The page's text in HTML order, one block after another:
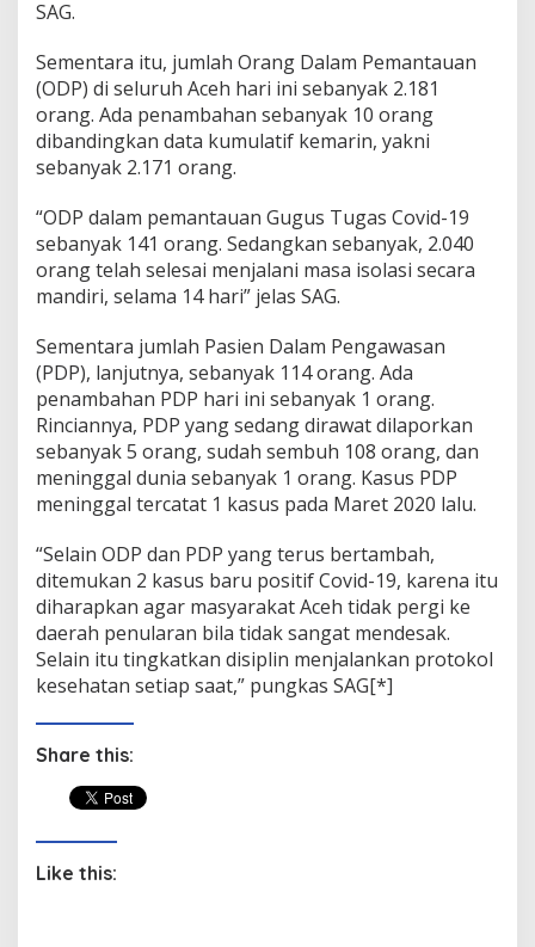
SAG.
Sementara itu, jumlah Orang Dalam Pemantauan
(ODP) di seluruh Aceh hari ini sebanyak 2.181
orang. Ada penambahan sebanyak 10 orang
dibandingkan data kumulatif kemarin, yakni
sebanyak 2.171 orang.
“ODP dalam pemantauan Gugus Tugas Covid-19
sebanyak 141 orang. Sedangkan sebanyak, 2.040
orang telah selesai menjalani masa isolasi secara
mandiri, selama 14 hari” jelas SAG.
Sementara jumlah Pasien Dalam Pengawasan
(PDP), lanjutnya, sebanyak 114 orang. Ada
penambahan PDP hari ini sebanyak 1 orang.
Rinciannya, PDP yang sedang dirawat dilaporkan
sebanyak 5 orang, sudah sembuh 108 orang, dan
meninggal dunia sebanyak 1 orang. Kasus PDP
meninggal tercatat 1 kasus pada Maret 2020 lalu.
“Selain ODP dan PDP yang terus bertambah,
ditemukan 2 kasus baru positif Covid-19, karena itu
diharapkan agar masyarakat Aceh tidak pergi ke
daerah penularan bila tidak sangat mendesak.
Selain itu tingkatkan disiplin menjalankan protokol
kesehatan setiap saat,” pungkas SAG[*]
Share this:
Like this: